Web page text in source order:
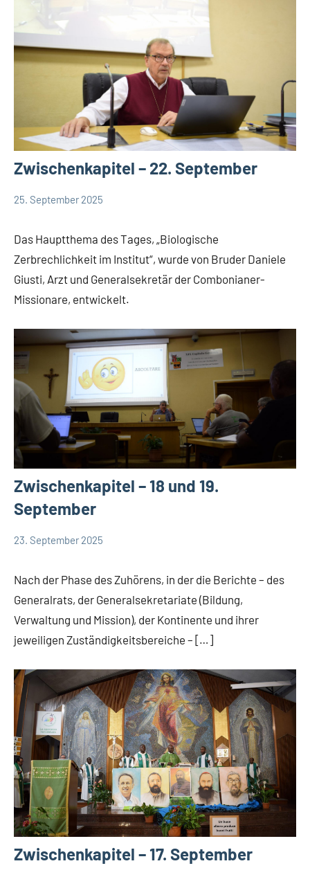
Zwischenkapitel – 22. September
intern
App-
Weisheit
25. September 2025
Hubert
Das Hauptthema des Tages, „Biologische
Zerbrechlichkeit im Institut“, wurde von Bruder Daniele
Giusti, Arzt und Generalsekretär der Combonianer-
Missionare, entwickelt.
Zwischenkapitel – 18 und 19.
September
intern
App-
Weisheit
23. September 2025
Hubert
Nach der Phase des Zuhörens, in der die Berichte – des
Generalrats, der Generalsekretariate (Bildung,
Verwaltung und Mission), der Kontinente und ihrer
jeweiligen Zuständigkeitsbereiche – […]
Zwischenkapitel – 17. September